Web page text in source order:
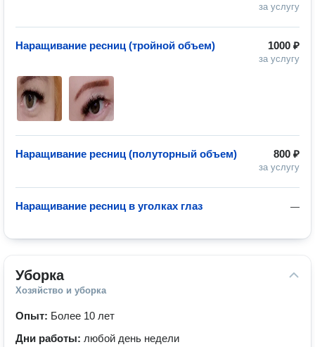
за услугу
1000 ₽
за услугу
Наращивание ресниц (тройной объем)
800 ₽
за услугу
Наращивание ресниц (полуторный объем)
—
Наращивание ресниц в уголках глаз
Уборка
Хозяйство и уборка
Опыт: Более 10 лет
Дни работы: любой день недели